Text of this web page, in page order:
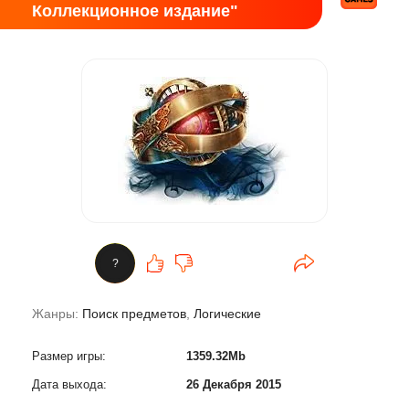
Коллекционное издание"
Жанры: Поиск предметов Логические
Размер игры: 1359.32Mb
Дата выхода: 26 Декабря 2015
?